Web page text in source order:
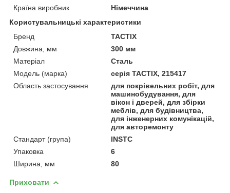
Країна виробник
Німеччина
Користувальницькі характеристики
Бренд
TACTIX
Довжина, мм
300 мм
Матеріал
Сталь
Модель (марка)
серія TACTIX, 215417
Область застосування
для покрівельних робіт, для
машинобудування, для
вікон і дверей, для збірки
меблів, для будівництва,
для інженерних комунікацій,
для авторемонту
Стандарт (група)
INSTC
Упаковка
6
Ширина, мм
80
Приховати